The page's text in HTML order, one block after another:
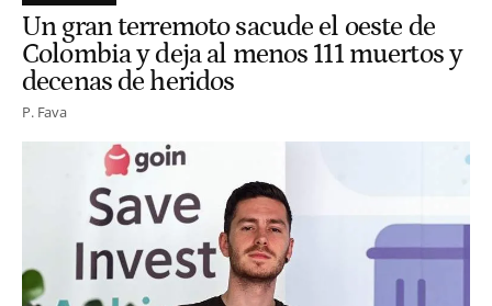
Un gran terremoto sacude el oeste de
Colombia y deja al menos 111 muertos y
decenas de heridos
P. Fava